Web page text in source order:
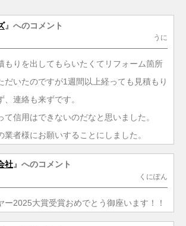
』へのコメント
うに
もりを出してもらいたくてリフォーム箇所
だいたのですが1週間以上経っても見積もり
連絡も来ずです。
て信用はできないのだなと思いました。
業者様にお願いすることにしました。
社』へのコメント
くにぽん
ー2025大賞受賞おめでとう御座います！！